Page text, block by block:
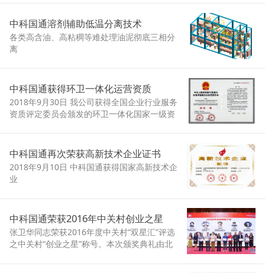
中科国通溶剂辅助低温分离技术
各类高含油、高粘稠等难处理油泥彻底三相分
离
中科国通获得环卫一体化运营资质
2018年9月30日 我公司获得全国企业行业服务
资质评定委员会颁发的环卫一体化国家一级资
中科国通再次荣获高新技术企业证书
2018年9月10日 中科国通获得国家高新技术企
业
中科国通荣获2016年中关村创业之星
张卫华同志荣获2016年度中关村“双星汇”评选
之中关村“创业之星”称号。本次颁奖典礼由北